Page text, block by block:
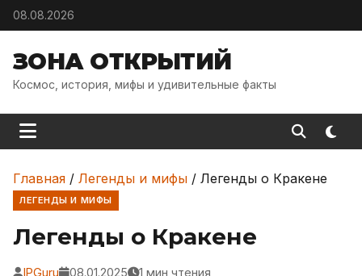
Skip to content
08.08.2026
ЗОНА ОТКРЫТИЙ
Космос, история, мифы и удивительные факты
Главная / Легенды и мифы / Легенды о Кракене
ЛЕГЕНДЫ И МИФЫ
Легенды о Кракене
IPGuru 08.01.2025 1 мин чтения